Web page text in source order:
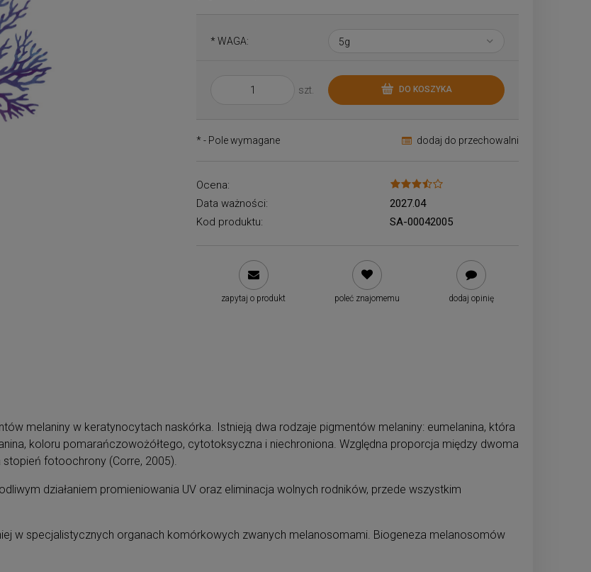
* WAGA:
szt. DO KOSZYKA
dodaj do przechowalni
* - Pole wymagane
Ocena:
Data ważności:
2027.04
Kod produktu:
SA-00042005
zapytaj o produkt poleć znajomemu dodaj opinię
melaniny w keratynocytach naskórka. Istnieją dwa rodzaje pigmentów melaniny: eumelanina, która
koloru pomarańczowożółtego, cytotoksyczna i niechroniona. Względna proporcja między dwoma
fotoochrony (Corre, 2005).
działaniem promieniowania UV oraz eliminacja wolnych rodników, przede wszystkim
w specjalistycznych organach komórkowych zwanych melanosomami. Biogeneza melanosomów